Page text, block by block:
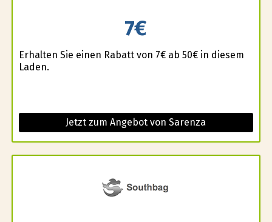
7€
Erhalten Sie einen Rabatt von 7€ ab 50€ in diesem
Laden.
Jetzt zum Angebot von Sarenza